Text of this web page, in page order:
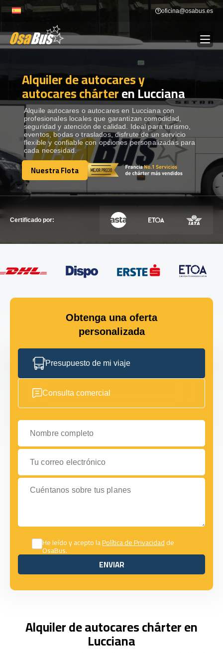
to
oficina@osabus.es
ALQUILER DE AUTOCARES
DESTINOS Show dropdown
RECORRIDAS Show dropdown
FLOTA
Alquiler de autocares y
autocares chárteren Lucciana
Alquile autocares o autocares en Lucciana con
profesionales locales que garantizan comodidad,
seguridad y atención de calidad. Ideal para turismo,
eventos, bodas o traslados, disfrute de un servicio
flexible y confiable con opciones personalizadas para
cada necesidad.
Nuestra Flota
Nuestra Flota
Certificado por:
Obtenga una oferta
personalizada
Presupuesto de mi viaje
Consulta comercial
Nombre completo
Tu correo electrónico
Cuéntanos sobre tus planes
He leído y acepto laPolítica de Privacidadde
OsaBus.
ENVIAR
ENVIAR
Alquiler de autocares chárter en
Lucciana